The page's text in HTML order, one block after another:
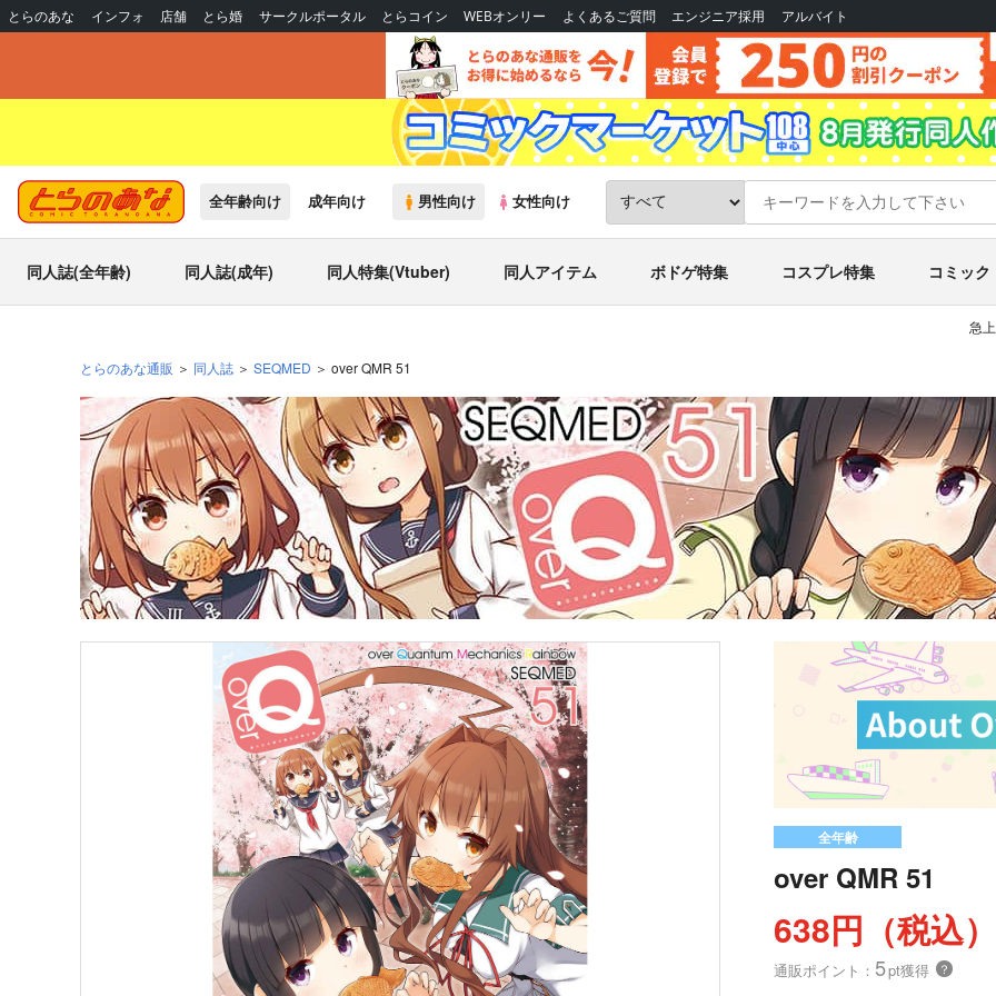
とらのあな インフォ 店舗 とら婚 サークルポータル とらコイン WEBオンリー よくあるご質問 エンジニア採用 アルバイト
全年齢向け 成年向け 男性向け 女性向け
同人誌(全年齢) 同人誌(成年) 同人特集(Vtuber) 同人アイテム ボドゲ特集 コスプレ特集 コミッ
急
とらのあな通販 同人誌 SEQMED over QMR 51
全年齢
over QMR 51
638円（税込）
通販ポイント： 5pt獲得 ？